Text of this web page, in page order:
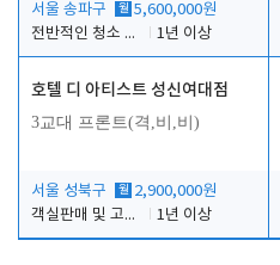
서울 송파구 월 5,600,000원
전반적인 청소 업무(객실청소.객실정리)
1년 이상
호텔 디 아티스트 성신여대점
3교대 프론트(격,비,비)
서울 성북구 월 2,900,000원
객실판매 및 고객응대
1년 이상